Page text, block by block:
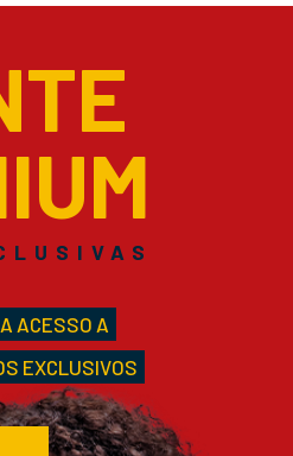
ACESSO A
EXCLUSIVOS